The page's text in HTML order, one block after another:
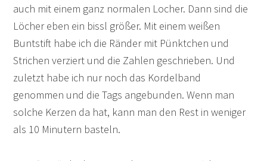
auch mit einem ganz normalen Locher. Dann sind die
Löcher eben ein bissl größer. Mit einem weißen
Buntstift habe ich die Ränder mit Pünktchen und
Strichen verziert und die Zahlen geschrieben. Und
zuletzt habe ich nur noch das Kordelband
genommen und die Tags angebunden. Wenn man
solche Kerzen da hat, kann man den Rest in weniger
als 10 Minutern basteln.